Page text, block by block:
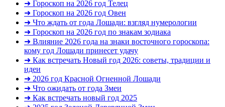
➜ Гороскоп на 2026 год Телец
➜ Гороскоп на 2026 год Овен
➜ Что ждать от года Лошади: взгляд нумерологии
➜ Гороскоп на 2026 год по знакам зодиака
➜ Влияние 2026 года на знаки восточного гороскопа:
кому год Лошади принесет удачу
➜ Как встречать Новый год 2026: советы, традиции и
идеи
➜ 2026 год Красной Огненной Лошади
➜ Что ожидать от года Змеи
➜ Как встречать новый год 2025